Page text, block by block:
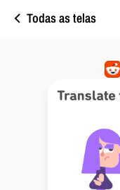
Todas as telas